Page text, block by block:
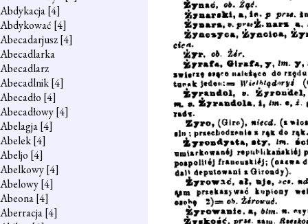
Abdykacja[4]
Abdykować [4]
Abecadarjusz[4]
Abecadlarka
Abecadlarz
Abecadlnik[4]
Abecadło [4]
Abecadłowy[4]
Abelagja[4]
Abelek[4]
Abeljo [4]
Abelkowy[4]
Abelowy[4]
Abeona[4]
Aberracja[4]